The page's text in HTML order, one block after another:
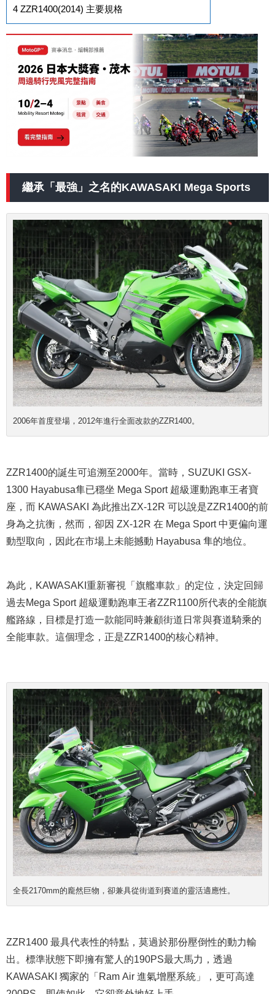
4 ZZR1400(2014) 主要規格
繼承「最強」之名的KAWASAKI Mega Sports
2006年首度登場，2012年進行全面改款的ZZR1400。
ZZR1400的誕生可追溯至2000年。當時，SUZUKI GSX-
1300 Hayabusa隼已穩坐 Mega Sport 超級運動跑車王者寶
座，而 KAWASAKI 為此推出ZX-12R 可以說是ZZR1400的前
身為之抗衡，然而，卻因 ZX-12R 在 Mega Sport 中更偏向運
動型取向，因此在市場上未能撼動 Hayabusa 隼的地位。
為此，KAWASAKI重新審視「旗艦車款」的定位，決定回歸
過去Mega Sport 超級運動跑車王者ZZR1100所代表的全能旗
艦路線，目標是打造一款能同時兼顧街道日常與賽道騎乘的
全能車款。這個理念，正是ZZR1400的核心精神。
全長2170mm的龐然巨物，卻兼具從街道到賽道的靈活適應性
ZZR1400 最具代表性的特點，莫過於那份壓倒性的動力輸
出。標準狀態下即擁有驚人的190PS最大馬力，透過
KAWASAKI 獨家的「Ram Air 進氣增壓系統」，更可高達